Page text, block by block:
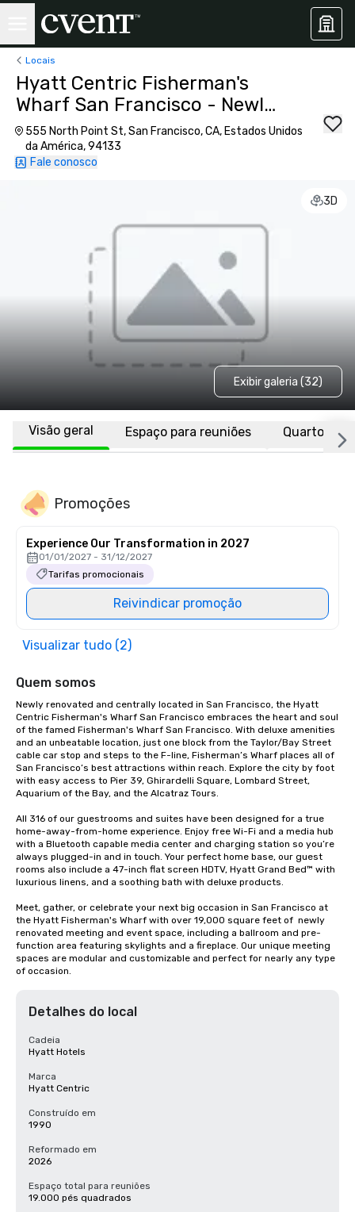
Locais
Hyatt Centric Fisherman's
Wharf San Francisco - Newly
Renovated
555 North Point St, San Francisco, CA, Estados Unidos
da América, 94133
Fale conosco
3D
Exibir galeria (32)
Visão geral Espaço para reuniões Quartos
Promoções
Experience Our Transformation in 2027
01/01/2027 - 31/12/2027
Tarifas promocionais
Reivindicar promoção
Visualizar tudo (2)
Quem somos
Newly renovated and centrally located in San Francisco, the Hyatt
Centric Fisherman's Wharf San Francisco embraces the heart and soul
of the famed Fisherman's Wharf San Francisco. With deluxe amenities
and an unbeatable location, just one block from the Taylor/Bay Street
cable car stop and steps to the F-line, Fisherman’s Wharf places all of
San Francisco’s best attractions within reach. Explore the city by foot
with easy access to Pier 39, Ghirardelli Square, Lombard Street,
Aquarium of the Bay, and the Alcatraz Tours.
All 316 of our guestrooms and suites have been designed for a true
home-away-from-home experience. Enjoy free Wi-Fi and a media hub
with a Bluetooth capable media center and charging station so you’re
always plugged-in and in touch. Your perfect home base, our guest
rooms also include a 47-inch flat screen HDTV, Hyatt Grand Bed™ with
luxurious linens, and a soothing bath with deluxe products.
Meet, gather, or celebrate your next big occasion in San Francisco at
the Hyatt Fisherman's Wharf with over 19,000 square feet of  newly
renovated meeting and event space, including a ballroom and pre-
function area featuring skylights and a fireplace. Our unique meeting
spaces are modular and customizable and perfect for nearly any type
of occasion.
Detalhes do local
Cadeia
Hyatt Hotels
Marca
Hyatt Centric
Construído em
1990
Reformado em
2026
Espaço total para reuniões
19.000 pés quadrados